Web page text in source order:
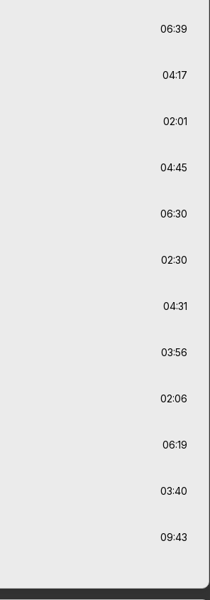
06:39
04:17
02:01
04:45
06:30
02:30
04:31
03:56
02:06
06:19
03:40
09:43